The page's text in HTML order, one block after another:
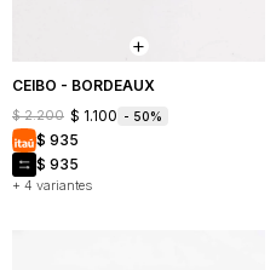
CEIBO - BORDEAUX
+ 4 variantes
$ 2.200 $ 1.100 50
$ 935
$ 935